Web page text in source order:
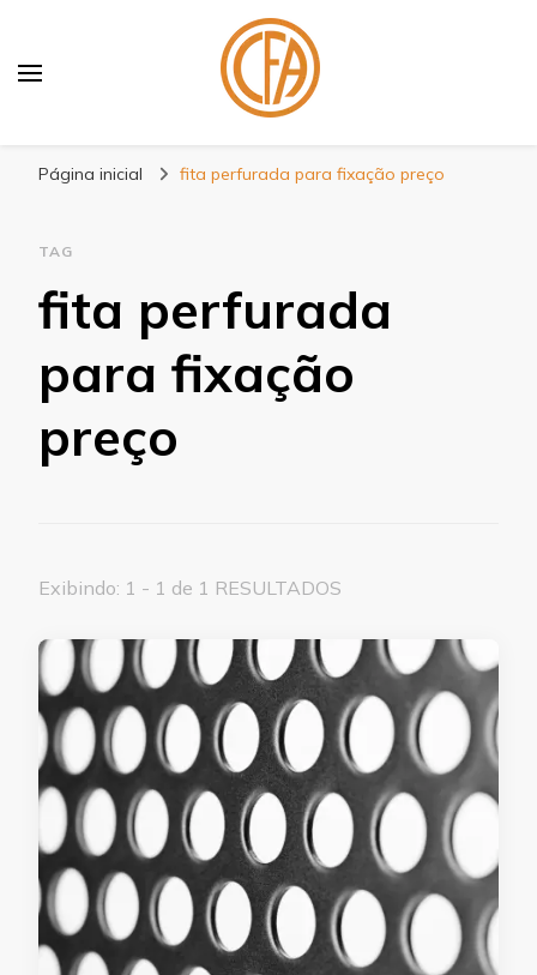
Página inicial fita perfurada para fixação preço
TAG
fita perfurada
para fixação
preço
Exibindo: 1 - 1 de 1 RESULTADOS